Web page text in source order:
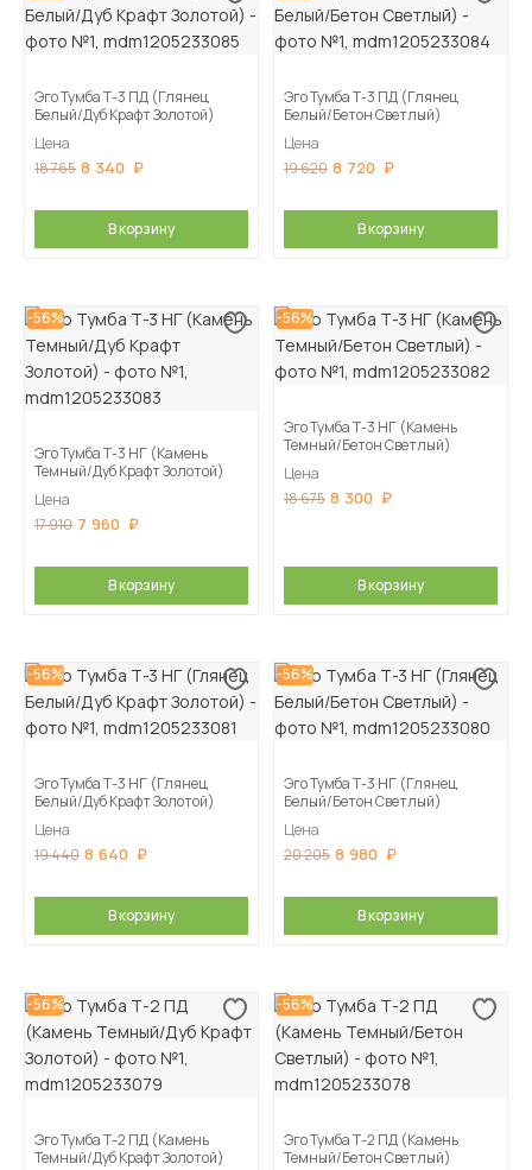
Эго Тумба Т-3 ПД (Глянец
Белый/Дуб Крафт Золотой)
Цена
18 765 8 340
В корзину
Эго Тумба Т-3 ПД (Глянец
Белый/Бетон Светлый)
Цена
19 620 8 720
В корзину
-56%
Эго Тумба Т-3 НГ (Камень
Темный/Дуб Крафт Золотой)
Цена
17 910 7 960
В корзину
-56%
Эго Тумба Т-3 НГ (Камень
Темный/Бетон Светлый)
Цена
18 675 8 300
В корзину
-56%
Эго Тумба Т-3 НГ (Глянец
Белый/Дуб Крафт Золотой)
Цена
19 440 8 640
В корзину
-56%
Эго Тумба Т-3 НГ (Глянец
Белый/Бетон Светлый)
Цена
20 205 8 980
В корзину
-56%
Эго Тумба Т-2 ПД (Камень
Темный/Дуб Крафт Золотой)
-56%
Эго Тумба Т-2 ПД (Камень
Темный/Бетон Светлый)